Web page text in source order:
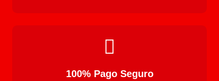
100% Pago Seguro